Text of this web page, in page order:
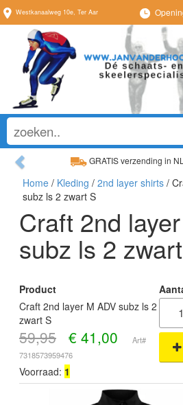
Westkanaalweg 10e, Ter Aar
GRATIS verzending in
Ruim assortiment, altijd
Previous
Home / Kleding / 2nd layer shirts /
subz ls 2 zwart S
Craft 2nd
subz ls 2
Product
Craft 2nd layer M ADV subz ls 2
zwart S
59,95 € 41,00
Art#
7318573959476
Voorraad: 1